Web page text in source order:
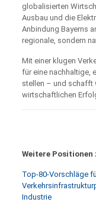
globalisierten
Ausbau und die
Anbindung Bayerns
regionale, sondern
Mit einer klugen
für eine nachhaltige,
stellen – und schafft
wirtschaftlichen
Weitere
Top-80-Vorschläge
Industrie